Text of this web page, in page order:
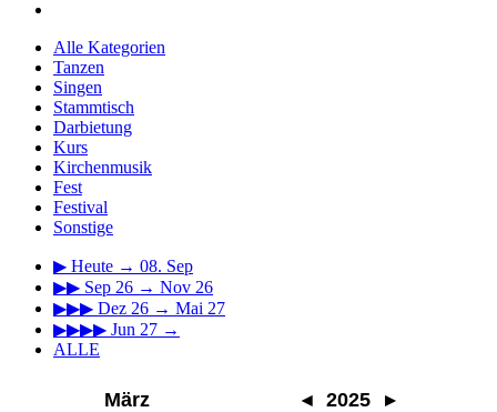
Alle Kategorien
Tanzen
Singen
Stammtisch
Darbietung
Kurs
Kirchenmusik
Fest
Festival
Sonstige
▶ Heute → 08. Sep
▶▶ Sep 26 → Nov 26
▶▶▶ Dez 26 → Mai 27
▶▶▶▶ Jun 27 →
ALLE
März ◂ 2025 ▸